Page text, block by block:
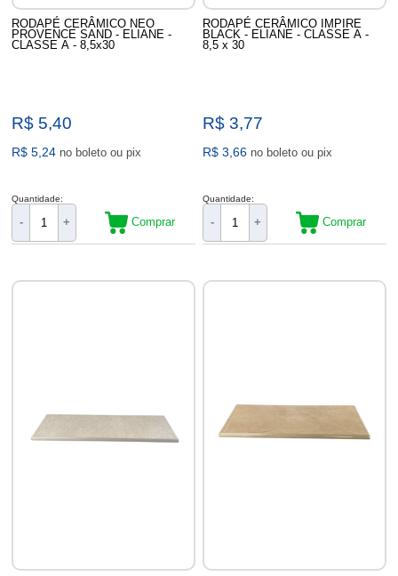
RODAPÉ CERÂMICO NEO
PROVENCE SAND - ELIANE -
CLASSE A - 8,5x30
R$ 5,40
R$ 5,24 no boleto ou pix
Quantidade:
- + Comprar
RODAPÉ CERÂMICO IMPIRE
BLACK - ELIANE - CLASSE A -
8,5 x 30
R$ 3,77
R$ 3,66 no boleto ou pix
Quantidade:
- + Comprar